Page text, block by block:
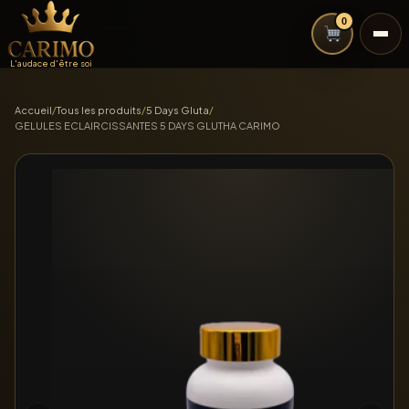
L'audace d'être soi
0
Accueil/Tous les produits/5 Days Gluta/
GELULES ECLAIRCISSANTES 5 DAYS GLUTHA CARIMO